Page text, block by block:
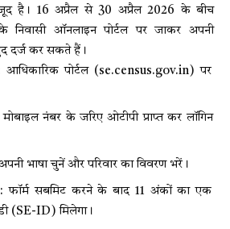
है। 16 अप्रैल से 30 अप्रैल 2026 के बीच
निवासी ऑनलाइन पोर्टल पर जाकर अपनी
दर्ज कर सकते हैं।
आधिकारिक पोर्टल (se.census.gov.in) पर
नंबर के जरिए ओटीपी प्राप्त कर लॉगिन
भाषा चुनें और परिवार का विवरण भरें।
फॉर्म सबमिट करने के बाद 11 अंकों का एक
(SE-ID) मिलेगा।